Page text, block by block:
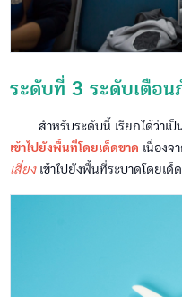
ระดับที่ 3 ระดับเตือ
สำหรับระดับนี้ เรียกได้ว่าเป็น
เข้าไปยังพื้นที่โดยเด็ดขาด เนื่องจ
เสี่ยง เข้าไปยังพื้นที่ระบาดโดยเด็